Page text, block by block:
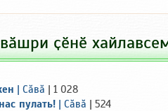
ҫӗнӗ
| Сăвă | 1 028
пулать! | Сăвă | 524